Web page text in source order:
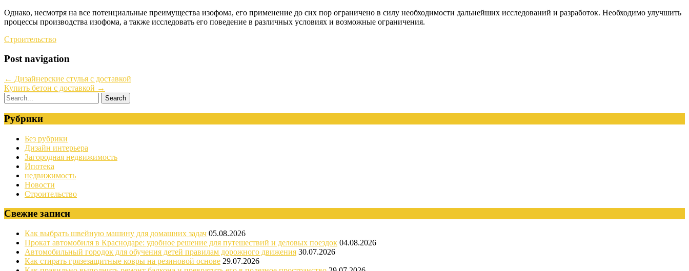
Однако, несмотря на все потенциальные преимущества изофома, его применение до сих пор ограничено в силу необходимости дальнейших исследований и разработок. Необходимо улучшить
процессы производства изофома, а также исследовать его поведение в различных условиях и возможные ограничения.
Строительство
Post navigation
← Дизайнерские стулья с доставкой
Купить бетон с доставкой →
Рубрики
Без рубрики
Дизайн интерьера
Загородная недвижимость
Ипотека
недвижимость
Новости
Строительство
Свежие записи
Как выбрать швейную машину для домашних задач 05.08.2026
Прокат автомобиля в Краснодаре: удобное решение для путешествий и деловых поездок 04.08.2026
Автомобильный городок для обучения детей правилам дорожного движения 30.07.2026
Как стирать грязезащитные ковры на резиновой основе 29.07.2026